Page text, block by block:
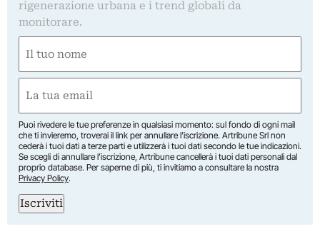
rigenerazione urbana e i trend globali da
monitorare.
(Obbligatorio)
Nome
(Obbligatorio)
Puoi rivedere le tue preferenze in qualsiasi momento: sul fondo di ogni mail
che ti invieremo, troverai il link per annullare l’iscrizione. Artribune Srl non
cederà i tuoi dati a terze parti e utilizzerà i tuoi dati secondo le tue indicazioni.
Se scegli di annullare l’iscrizione, Artribune cancellerà i tuoi dati personali dal
proprio database. Per saperne di più, ti invitiamo a consultare la nostra
Privacy Policy.
Iscriviti